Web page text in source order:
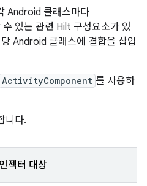
Android 클래스마다
수 있는 관련 Hilt 구성요소가 있
Android 클래스에 결합을 삽입
ActivityComponent 를 사용하
니다.
인젝터 대상